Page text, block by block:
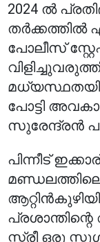
2024 ൽ
തർക്കത്തിൽ
പോലീസ്
പോട്ടി
സുരേന്ദ്രൻ
പിന്നീട്
സ്ത്രീ ഒരു